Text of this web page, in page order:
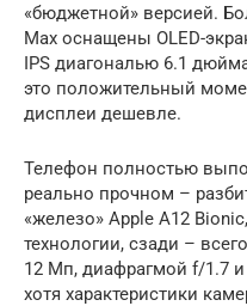
«бюджетной» версией.
Max оснащены OLED-
IPS диагональю 6.1
это положительный
дисплеи дешевле.
Телефон полностью
реально прочном –
«железо» Apple A12
технологии, сзади –
12 Мп, диафрагмой f/1.7
хотя характеристики